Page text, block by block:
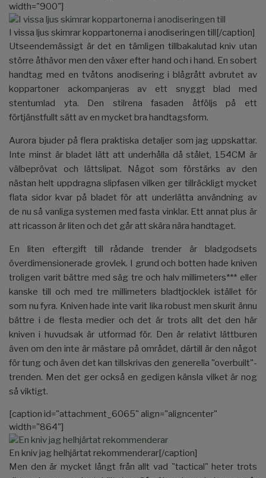
width="900"]
I vissa ljus skimrar koppartonerna i anodiseringen till[/caption]
Utseendemässigt är det en tämligen tillbakalutad kniv utan
större åthävor men den växer efter hand och i hand. En sobert
handtag med en tvåtons anodisering i blågrått avbrutet av
koppartoner ackompanjeras av ett snyggt blad med
stentumlad yta. Den stilrena fasaden åtföljs på ett
förtjänstfullt sätt av en mycket bra handtagsform.
Aurora bjuder på flera praktiska detaljer som jag uppskattar.
Inte minst är bladet lätt att underhålla då stålet, 154CM är
välbeprövat och lättslipat. Något som förstärks av den
nästan helt uppdragna slipfasen vilken ger tillräckligt mycket
flata sidor kvar på bladet för att underlätta användning av
de nu så vanliga systemen med fasta vinklar. Ett annat plus är
att ricasson är liten och det går att skära nära handtaget.
En liten eftergift till rådande trender är bladgodsets
överdimensionerade grovlek. I grund och botten hade kniven
troligen varit bättre med säg tre och halv millimeters*** eller
kanske till och med tre millimeters bladtjocklek istället för
som nu fyra. Kniven hade inte varit lika robust men skurit ännu
bättre i de flesta medier och det är trots allt det den här
kniven i huvudsak är utformad för. Den är relativt lättburen
även om den inte är mästare på området, därtill är den något
för tung och även det kan tillskrivas den generella "overbuilt"-
trenden. Men det ger också en gedigen känsla vilket är nog
så viktigt.
[caption id="attachment_6065" align="aligncenter"
width="864"]
En kniv jag helhjärtat rekommenderar[/caption]
Men den är mycket långt från allt vad "tactical" heter trots